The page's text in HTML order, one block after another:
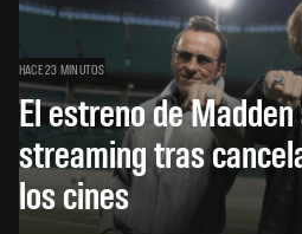
HACE 23 MINUTOS
El estreno de
streaming tras
los cines